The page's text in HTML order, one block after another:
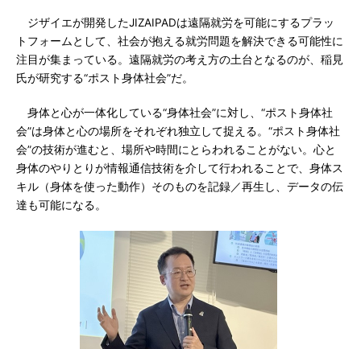
ジザイエが開発したJIZAIPADは遠隔就労を可能にするプラッ
トフォームとして、社会が抱える就労問題を解決できる可能性に
注目が集まっている。遠隔就労の考え方の土台となるのが、稲見
氏が研究する“ポスト身体社会”だ。
身体と心が一体化している“身体社会”に対し、“ポスト身体社
会”は身体と心の場所をそれぞれ独立して捉える。“ポスト身体社
会”の技術が進むと、場所や時間にとらわれることがない。心と
身体のやりとりが情報通信技術を介して行われることで、身体ス
キル（身体を使った動作）そのものを記録／再生し、データの伝
達も可能になる。